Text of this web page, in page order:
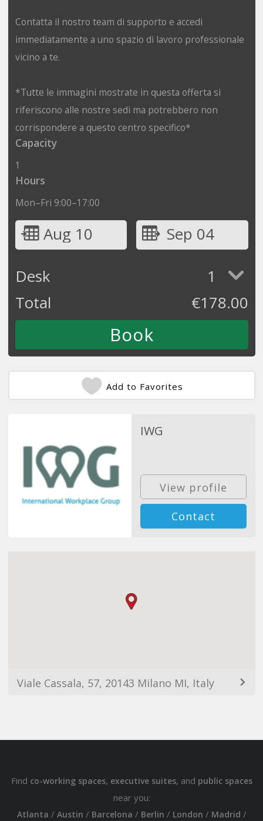
Contatta il nostro team di supporto e accedi
immediatamente a uno spazio di lavoro professionale
vicino a te.
*Tutte le immagini mostrate in questa offerta si
riferiscono alle nostre sedi ma potrebbero non
corrispondere a questo centro specifico*
Capacity
1
Hours
Mon–Fri 9:00–17:00
Aug 10
Sep 04
Desk
1
Total
€178.00
Add to Favorites
IWG
View profile
Contact
Viale Cassala, 57, 20143 Milano MI, Italy
Find co-working spaces, executive suites, and public spaces
near you:
Atlanta / Austin / Barcelona / Berlin / London / Madrid /